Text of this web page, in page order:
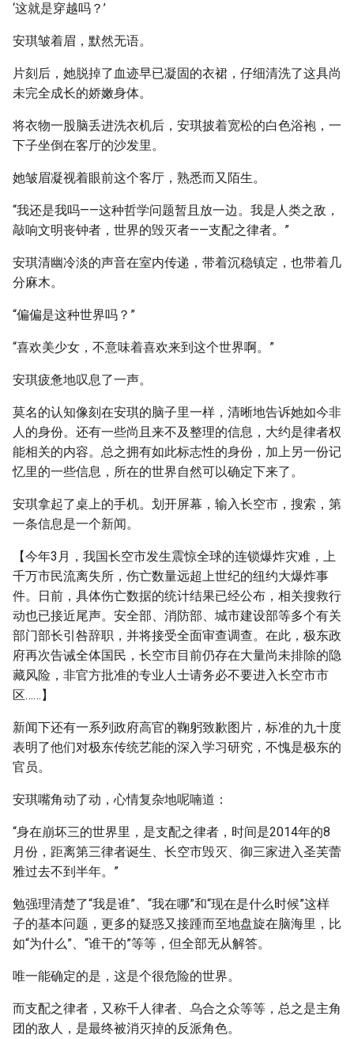
‘这就是穿越吗？’
安琪皱着眉，默然无语。
片刻后，她脱掉了血迹早已凝固的衣裙，仔细清洗了这具尚
未完全成长的娇嫩身体。
将衣物一股脑丢进洗衣机后，安琪披着宽松的白色浴袍，一
下子坐倒在客厅的沙发里。
她皱眉凝视着眼前这个客厅，熟悉而又陌生。
“我还是我吗——这种哲学问题暂且放一边。我是人类之敌，
敲响文明丧钟者，世界的毁灭者——支配之律者。”
安琪清幽冷淡的声音在室内传递，带着沉稳镇定，也带着几
分麻木。
“偏偏是这种世界吗？”
“喜欢美少女，不意味着喜欢来到这个世界啊。”
安琪疲惫地叹息了一声。
莫名的认知像刻在安琪的脑子里一样，清晰地告诉她如今非
人的身份。还有一些尚且来不及整理的信息，大约是律者权
能相关的内容。总之拥有如此标志性的身份，加上另一份记
忆里的一些信息，所在的世界自然可以确定下来了。
安琪拿起了桌上的手机。划开屏幕，输入长空市，搜索，第
一条信息是一个新闻。
【今年3月，我国长空市发生震惊全球的连锁爆炸灾难，上
千万市民流离失所，伤亡数量远超上世纪的纽约大爆炸事
件。日前，具体伤亡数据的统计结果已经公布，相关搜救行
动也已接近尾声。安全部、消防部、城市建设部等多个有关
部门部长引咎辞职，并将接受全面审查调查。在此，极东政
府再次告诫全体国民，长空市目前仍存在大量尚未排除的隐
藏风险，非官方批准的专业人士请务必不要进入长空市市
区……】
新闻下还有一系列政府高官的鞠躬致歉图片，标准的九十度
表明了他们对极东传统艺能的深入学习研究，不愧是极东的
官员。
安琪嘴角动了动，心情复杂地呢喃道：
“身在崩坏三的世界里，是支配之律者，时间是2014年的8
月份，距离第三律者诞生、长空市毁灭、御三家进入圣芙蕾
雅过去不到半年。”
勉强理清楚了“我是谁”、“我在哪”和“现在是什么时候”这样
子的基本问题，更多的疑惑又接踵而至地盘旋在脑海里，比
如“为什么”、“谁干的”等等，但全部无从解答。
唯一能确定的是，这是个很危险的世界。
而支配之律者，又称千人律者、乌合之众等等，总之是主角
团的敌人，是最终被消灭掉的反派角色。